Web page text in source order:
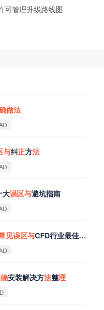
可管理升级路线图
做法
与纠正方法
大误区与避坑指南
见误区与CFD行业最佳实践
确安装解决方法整理